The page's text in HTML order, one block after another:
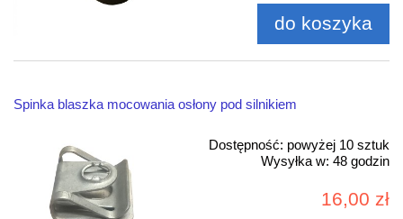
do koszyka
Spinka blaszka mocowania osłony pod silnikiem
Dostępność: powyżej 10 sztuk
Wysyłka w: 48 godzin
16,00 zł